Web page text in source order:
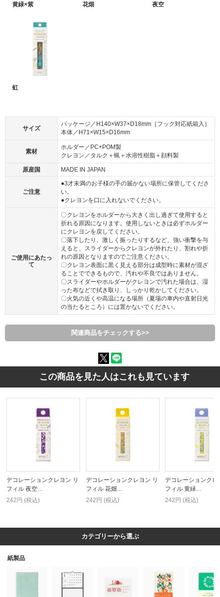
黄緑×紫 花畑 夜空
虹
サイズ
パッケージ／H140×W37×D18mm［フック対応紙箱入］
本体／H71×W15×D16mm
素材
ホルダー／PC+POM製
クレヨン／タルク＋蝋＋水溶性樹脂＋顔料製
原産国 MADE IN JAPAN
ご注意
●3才未満のお子様の手の届かない場所に保管してくださ
い。
●クレヨンを口に入れないでください。
ご使用にあたっ
て
〇クレヨンをホルダーから大きく出し過ぎて使用すると
折れる原因になります。使用しないときは必ずホルダー
にクレヨンを戻してください。
〇落下したり、激しく振ったりするなど、強い衝撃を与
えると、スライダーからクレヨンが外れたり、割れや折
れの原因となりますのでご注意ください。
〇クレヨン表面に黒く見える部分は成型時に素材が混ざ
ることでできるもので、汚れや不良ではありません。
〇スライダーやホルダーがクレヨンで汚れた場合は、湿
った布などで拭き取り、しっかり乾かしてください。
〇火気の近くや高温になる場所（夏場の車内や直射日光
の当たるところ）には置かないでください。
関連商品をチェックする>>
この商品を見た人はこれも見ています
デコレーションクレヨン リ
フィル 夜空…
242円 (税込)
デコレーションクレヨン リ
フィル 花畑…
242円 (税込)
デコレーションクレ
フィル 黄緑…
242円 (税込)
カテゴリーから選ぶ
紙製品